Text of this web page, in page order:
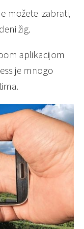
možete izabrati,
žig.
aplikacijom
je mnogo